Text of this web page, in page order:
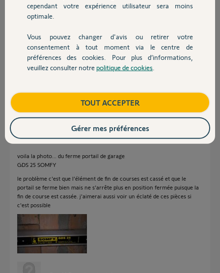
Devis avec un pro
Contact
Sylvain C.
Bonjour
voyez ce post qui confirme les dires de Sylvain.
Anonyme il y a plus de 9 ans
voila la photo... du ferme portail de garage
GDS 25 SOMFY
le problème c'est que l’élément de fin de courses est cassé et que le
portail se ferme bien mais ne s’arrête plus en position fermée puisque la
fin de course est cassée. j'aimerai aussi voir un éclaté de ces pièces si
c'est possible
cependant votre expérience utilisateur sera moins
optimale.
Vous pouvez changer d'avis ou retirer votre
consentement à tout moment via le centre de
préférences des cookies. Pour plus d’informations,
veuillez consulter notre politique de cookies
TOUT ACCEPTER
Gérer mes préférences